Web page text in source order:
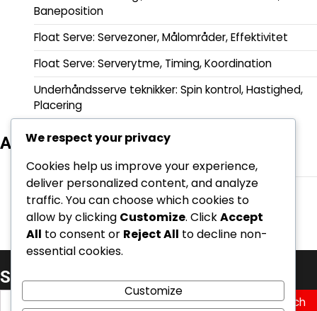
Baneposition
Float Serve: Servezoner, Målområder, Effektivitet
Float Serve: Serverytme, Timing, Koordination
Underhåndsserve teknikker: Spin kontrol, Hastighed,
Placering
Arkiv
February 2026
January 2026
Søg
Search
We respect your privacy
Cookies help us improve your experience,
deliver personalized content, and analyze
traffic. You can choose which cookies to
allow by clicking Customize. ClickAccept
All to consent or Reject All to decline non-
essential cookies.
Customize